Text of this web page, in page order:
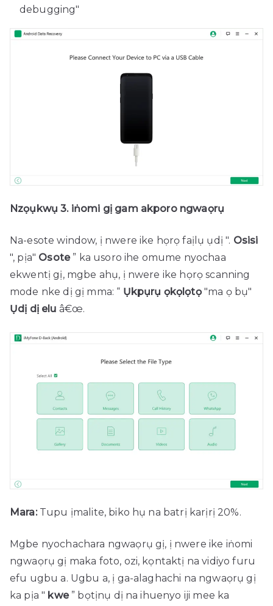
debugging"
Nzọụkwụ 3. iṅomi gị gam akporo ngwaọrụ
Na-esote window, ị nwere ike họrọ faịlụ ụdị ". Osisi
", pịa" Osote” ka usoro ihe omume nyochaa
ekwentị gị, mgbe ahụ, ị ​​nwere ike họrọ scanning
mode nke dị gị mma: “ Ụkpụrụ ọkọlọtọ"ma ọ bụ"
Ụdị dị elu â€œ.
Mara:Tupu ịmalite, biko hụ na batrị karịrị 20%.
Mgbe nyochachara ngwaọrụ gị, ị nwere ike iṅomi
ngwaọrụ gị maka foto, ozi, kọntaktị na vidiyo furu
efu ugbu a. Ugbu a, ị ga-alaghachi na ngwaọrụ gị
ka pịa " kwe” bọtịnụ dị na ihuenyo iji mee ka